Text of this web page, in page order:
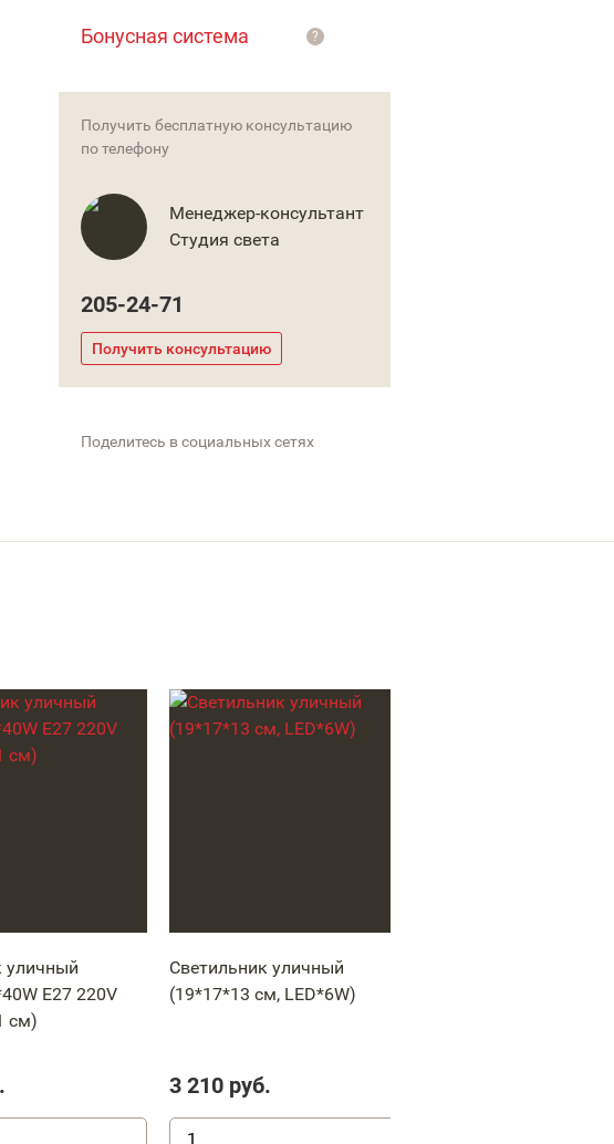
Бонусная система ?
Получить бесплатную консультацию
по телефону
Менеджер-консультант
Студия света
205-24-71
Получить консультацию
Поделитесь в социальных сетях
уличный
Е27 220V
см)
Светильник уличный
(19*17*13 см, LED*6W)
3 210 руб.